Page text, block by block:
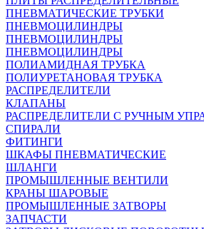
ПНЕВМАТИЧЕСКИЕ ТРУБКИ
ПНЕВМОЦИЛИНДРЫ
ПНЕВМОЦИЛИНДРЫ
ПНЕВМОЦИЛИНДРЫ
ПОЛИАМИДНАЯ ТРУБКА
ПОЛИУРЕТАНОВАЯ ТРУБКА
РАСПРЕДЕЛИТЕЛИ
КЛАПАНЫ
РАСПРЕДЕЛИТЕЛИ С РУЧНЫМ
СПИРАЛИ
ФИТИНГИ
ШКАФЫ ПНЕВМАТИЧЕСКИЕ
ШЛАНГИ
ПРОМЫШЛЕННЫЕ ВЕНТИЛИ
КРАНЫ ШАРОВЫЕ
ПРОМЫШЛЕННЫЕ ЗАТВОРЫ
ЗАПЧАСТИ